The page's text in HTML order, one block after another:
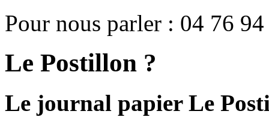
Pour nous parler : 04 76
Le Postillon ?
Le journal papier Le